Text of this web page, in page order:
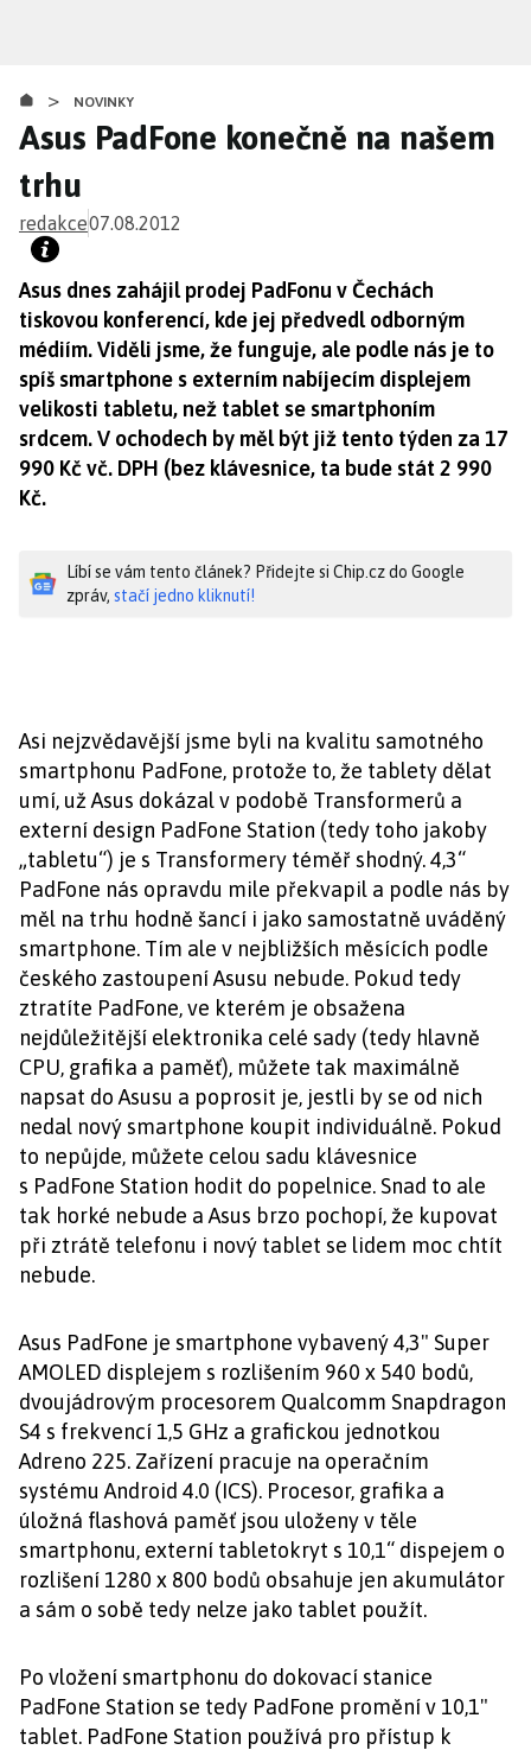
obsahu
> NOVINKY
Asus PadFone konečně na našem
trhu
redakce07.08.2012
Asus dnes zahájil prodej PadFonu v Čechách
tiskovou konferencí, kde jej předvedl odborným
médiím. Viděli jsme, že funguje, ale podle nás je to
spíš smartphone s externím nabíjecím displejem
velikosti tabletu, než tablet se smartphoním
srdcem. V ochodech by měl být již tento týden za 17
990 Kč vč. DPH (bez klávesnice, ta bude stát 2 990
Kč.
Líbí se vám tento článek? Přidejte si Chip.cz do Google
zpráv, stačí jedno kliknutí!
Asi nejzvědavější jsme byli na kvalitu samotného
smartphonu PadFone, protože to, že tablety dělat
umí, už Asus dokázal v podobě Transformerů a
externí design PadFone Station (tedy toho jakoby
„tabletu“) je s Transformery téměř shodný. 4,3“
PadFone nás opravdu mile překvapil a podle nás by
měl na trhu hodně šancí i jako samostatně uváděný
smartphone. Tím ale v nejbližších měsících podle
českého zastoupení Asusu nebude. Pokud tedy
ztratíte PadFone, ve kterém je obsažena
nejdůležitější elektronika celé sady (tedy hlavně
CPU, grafika a paměť), můžete tak maximálně
napsat do Asusu a poprosit je, jestli by se od nich
nedal nový smartphone koupit individuálně. Pokud
to nepůjde, můžete celou sadu klávesnice
s PadFone Station hodit do popelnice. Snad to ale
tak horké nebude a Asus brzo pochopí, že kupovat
při ztrátě telefonu i nový tablet se lidem moc chtít
nebude.
Asus PadFone je smartphone vybavený 4,3" Super
AMOLED displejem s rozlišením 960 x 540 bodů,
dvoujádrovým procesorem Qualcomm Snapdragon
S4 s frekvencí 1,5 GHz a grafickou jednotkou
Adreno 225. Zařízení pracuje na operačním
systému Android 4.0 (ICS). Procesor, grafika a
úložná flashová paměť jsou uloženy v těle
smartphonu, externí tabletokryt s 10,1“ dispejem o
rozlišení 1280 x 800 bodů obsahuje jen akumulátor
a sám o sobě tedy nelze jako tablet použít.
Po vložení smartphonu do dokovací stanice
PadFone Station se tedy PadFone promění v 10,1"
tablet. PadFone Station používá pro přístup k